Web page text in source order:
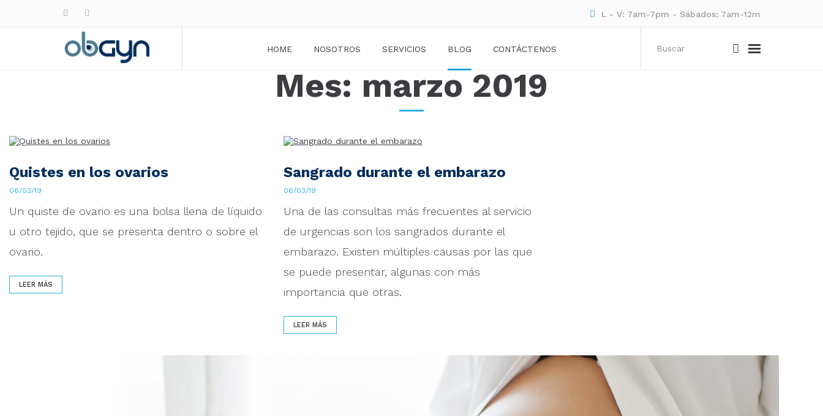
L - V: 7am-7pm - Sábados: 7am-12m
HOME NOSOTROS SERVICIOS BLOG CONTÁCTENOS
Mes: marzo 2019
Quistes en los ovarios
06/03/19
Un quiste de ovario es una bolsa llena de líquido
u otro tejido, que se presenta dentro o sobre el
ovario.
LEER MÁS
Sangrado durante el embarazo
06/03/19
Una de las consultas más frecuentes al servicio
de urgencias son los sangrados durante el
embarazo. Existen múltiples causas por las que
se puede presentar, algunas con más
importancia que otras.
LEER MÁS